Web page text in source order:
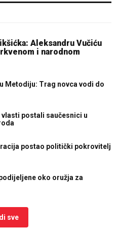
Aleksandru Vučiću
i narodnom
Metodiju: Trag novca vodi do
postali saučesnici u
postao politički pokrovitelj
oko oružja za
sve